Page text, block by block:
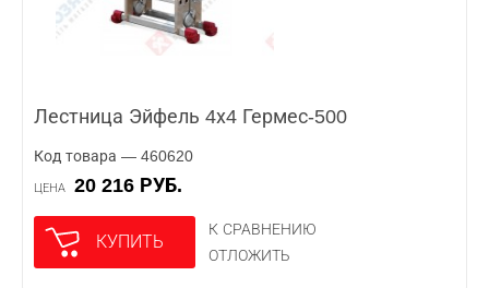
Лестница Эйфель 4х4 Гермес-500
Код товара — 460620
ЦЕНА 20 216 РУБ.
КУПИТЬ
К СРАВНЕНИЮ
ОТЛОЖИТЬ